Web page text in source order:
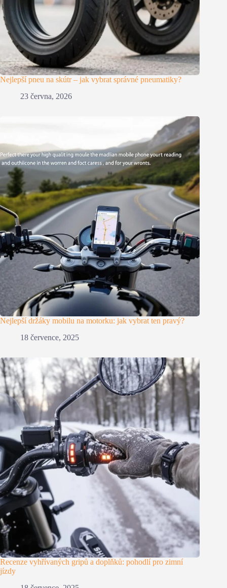
Nejlepší pneu na skútr – jak vybrat správné pneumatiky?
23 června, 2026
Nejlepší držáky mobilu na motorku: jak vybrat ten pravý?
18 července, 2025
Recenze vyhřívaných gripů a doplňků: pohodlí pro zimní
jízdy